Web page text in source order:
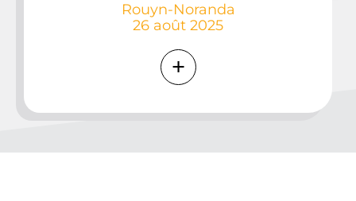
Rouyn-Noranda
26 août 2025